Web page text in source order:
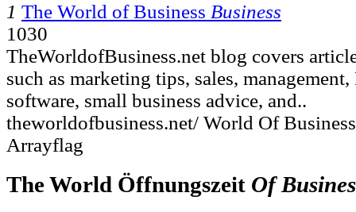
1 The World of Business Business
1030
TheWorldofBusiness.net blog covers
such as marketing tips, sales,
software, small business advice, and..
theworldofbusiness.net/ World Of
Arrayflag
The World Öffnungszeit Of